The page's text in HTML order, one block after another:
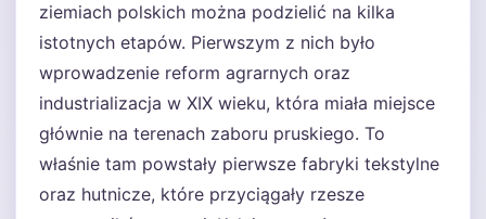
ziemiach polskich można podzielić na kilka
istotnych etapów. Pierwszym z nich było
wprowadzenie reform agrarnych oraz
industrializacja w XIX wieku, która miała miejsce
głównie na terenach zaboru pruskiego. To
właśnie tam powstały pierwsze fabryki tekstylne
oraz hutnicze, które przyciągały rzesze